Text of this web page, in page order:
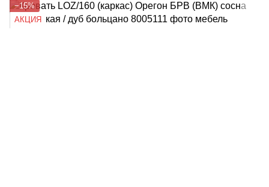
−15%
АКЦИЯ